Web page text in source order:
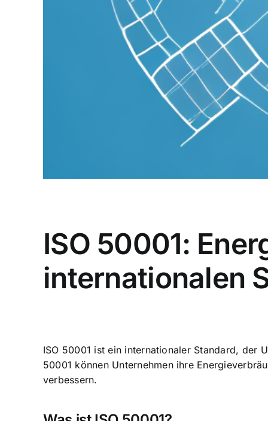
ISO 50001:
internationalen
ISO 50001 ist ein internationaler Standard, der
50001 können Unternehmen ihre
verbessern.